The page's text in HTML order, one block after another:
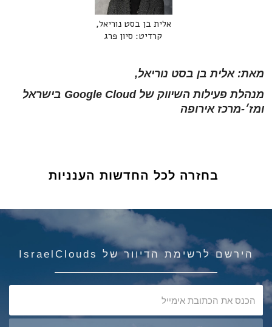
אלית בן בסט נוריאל,
קרדיט: סיון פרג
מאת: אלית בן בסט נוריאל,
מנהלת פעילות השיווק של Google Cloud בישראל
ומז׳-מרכז אירופה
בחזרה לכל החדשות הענניות
הירשם לרשימת הדיוור של IsraelClouds